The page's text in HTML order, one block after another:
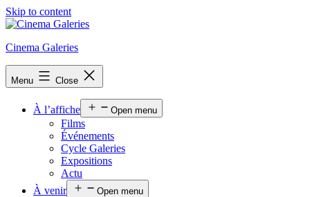
Skip to content
Cinema Galeries
Menu Close
À l’affiche Open menu
Films
Événements
Cycle Galeries
Expositions
Actu
À venir
Open menu